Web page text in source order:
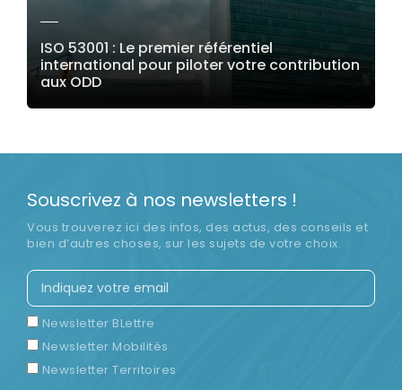
ISO 53001 : Le premier référentiel
international pour piloter votre contribution
aux ODD
Souscrivez à nos newsletters !
Vous trouverez ici des infos, des actus, des conseils et
bien d’autres choses, sur les sujets de votre choix.
Newsletter BLettre
Newsletter Mobilités
Newsletter Territoires